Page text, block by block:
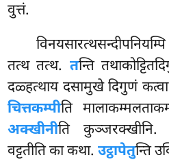
वुत्तं.
विनयसारत्थसन्दीपनियम्पि
तत्थ तत्थ. तन्ति
दळ्हत्थाय दसामुखे दिगुणं कत्वा
चित्तकम्पीति
अक्खीनीति कुञ्जरक्खीनि.
वट्टतीति का कथा.उट्ठापेतुन्ति